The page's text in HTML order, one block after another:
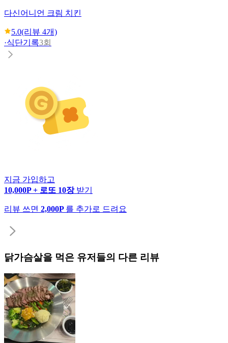
다신어니언 크림 치킨
5.0(리뷰 4개)
·식단기록3회
지금 가입하고
10,000P + 로또 10장 받기
리뷰 쓰면 2,000P 를 추가로 드려요
닭가슴살을 먹은 유저들의 다른 리뷰